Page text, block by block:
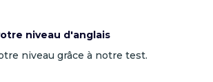
niveau d'anglais
niveau grâce à notre test.